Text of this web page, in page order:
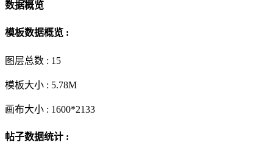
数据概览
模板数据概览 :
图层总数 : 15
模板大小 : 5.78M
画布大小 : 1600*2133
帖子数据统计 :